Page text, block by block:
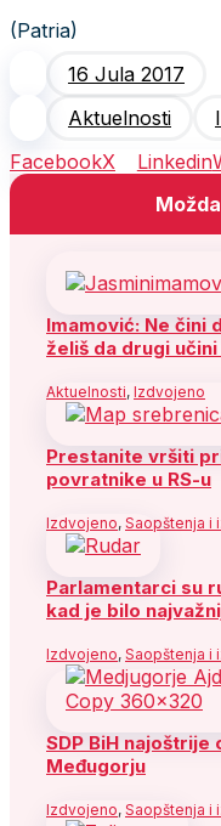
(Patria)
16 Jula 2017
Aktuelnosti
FacebookX Linkedin
Imamović: Ne čini
želiš da drugi
Aktuelnosti, Izdvojeno
Prestanite vršiti
povratnike u RS-u
Izdvojeno, Saopštenja i
Parlamentarci su
kad je bilo
Izdvojeno, Saopštenja i
SDP BiH najoštrije
Međugorju
Izdvojeno, Saopštenja i